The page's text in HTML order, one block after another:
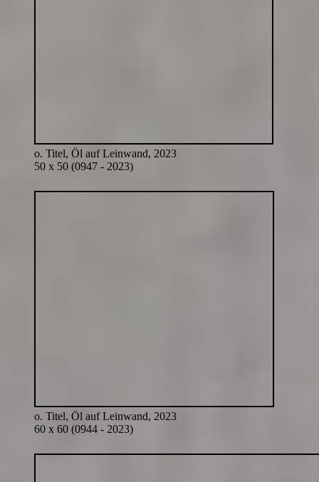
o. Titel, Öl auf Leinwand, 2023
50 x 50 (0947 - 2023)
o. Titel, Öl auf Leinwand, 2023
60 x 60 (0944 - 2023)